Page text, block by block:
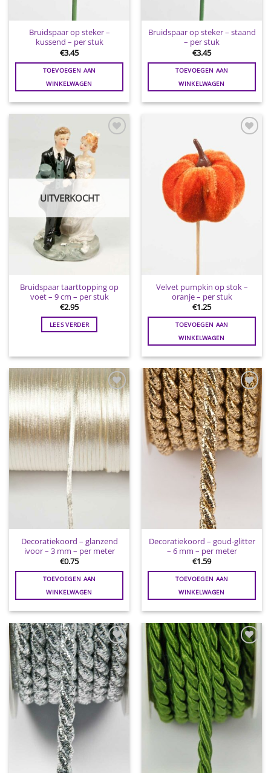
Bruidspaar op steker –
kussend – per stuk
€3.45
TOEVOEGEN AAN
WINKELWAGEN
Bruidspaar op steker – staand
– per stuk
€3.45
TOEVOEGEN AAN
WINKELWAGEN
Toevoegen
wenslijst
UITVERKOCHT
Bruidspaar taarttopping op
voet – 9 cm – per stuk
€2.95
LEES VERDER
wenslijst
Velvet pumpkin op stok –
oranje – per stuk
€1.25
TOEVOEGEN AAN
WINKELWAGEN
Toevoegen
wenslijst
Decoratiekoord – glanzend
ivoor – 3 mm – per meter
€0.75
TOEVOEGEN AAN
WINKELWAGEN
Toevoegen
aan
wenslijst
Decoratiekoord – goud-glitter
– 6 mm – per meter
€1.59
TOEVOEGEN AAN
WINKELWAGEN
Toevoegen
aan
wenslijst
Toevoegen
aan
wenslijst